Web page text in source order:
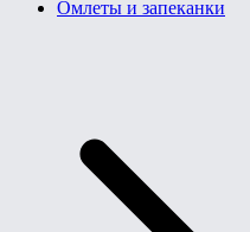
Омлеты и запеканки